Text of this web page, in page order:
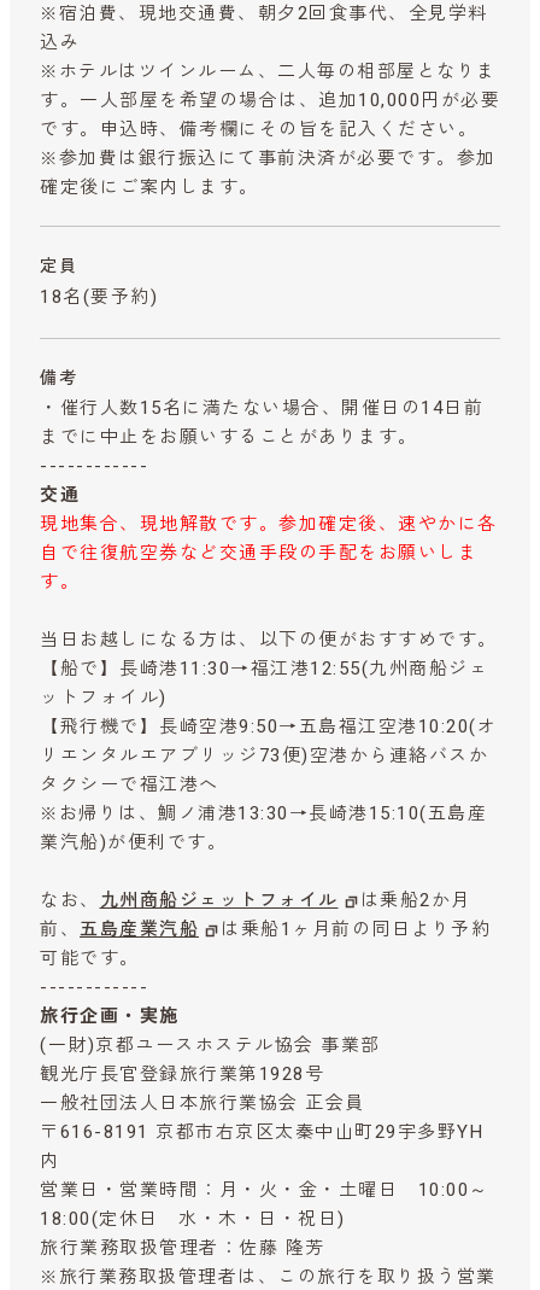
※宿泊費、現地交通費、朝夕2回食事代、全見学料
込み
※ホテルはツインルーム、二人毎の相部屋となりま
す。一人部屋を希望の場合は、追加10,000円が必要
です。申込時、備考欄にその旨を記入ください。
※参加費は銀行振込にて事前決済が必要です。参加
確定後にご案内します。
定員
18名(要予約)
備考
・催行人数15名に満たない場合、開催日の14日前
までに中止をお願いすることがあります。
------------
交通
現地集合、現地解散です。参加確定後、速やかに各
自で往復航空券など交通手段の手配をお願いしま
す。
当日お越しになる方は、以下の便がおすすめです。
【船で】長崎港11:30→福江港12:55(九州商船ジェ
ットフォイル)
【飛行機で】長崎空港9:50→五島福江空港10:20(オ
リエンタルエアブリッジ73便)空港から連絡バスか
タクシーで福江港へ
※お帰りは、鯛ノ浦港13:30→長崎港15:10(五島産
業汽船)が便利です。
なお、 九州商船ジェットフォイル
は乗船2か月
前、 五島産業汽船
は乗船1ヶ月前の同日より予約
可能です。
------------
旅行企画・実施
(一財)京都ユースホステル協会 事業部
観光庁長官登録旅行業第1928号
一般社団法人日本旅行業協会 正会員
〒616-8191 京都市右京区太秦中山町29宇多野YH
内
営業日・営業時間：月・火・金・土曜日 10:00～
18:00(定休日 水・木・日・祝日)
旅行業務取扱管理者：佐藤 隆芳
※旅行業務取扱管理者は、この旅行を取り扱う営業